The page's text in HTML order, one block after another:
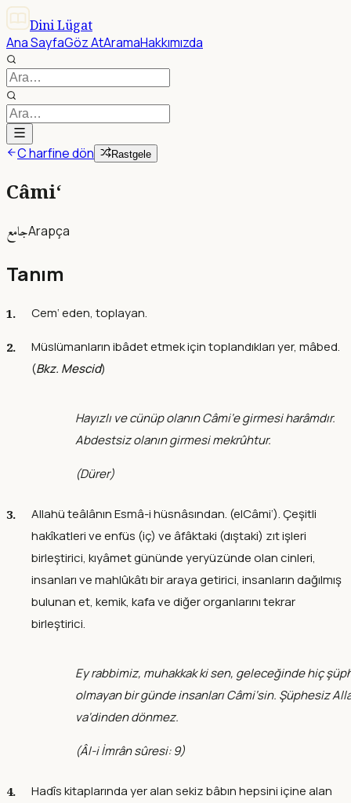
Dini Lügat
Ana SayfaGöz AtAramaHakkımızda
C harfine dön Rastgele
Câmi‘
جامعArapça
Tanım
Cem‘ eden, toplayan.
Müslümanların ibâdet etmek için toplandıkları yer, mâbed.
(Bkz. Mescid)
Hayızlı ve cünüp olanın Câmi‘e girmesi harâmdır.
Abdestsiz olanın girmesi mekrûhtur.
(Dürer)
Allahü teâlânın Esmâ-i hüsnâsından. (elCâmi‘). Çeşitli
hakîkatleri ve enfüs (iç) ve âfâktaki (dıştaki) zıt işleri
birleştirici, kıyâmet gününde yeryüzünde olan cinleri,
insanları ve mahlûkâtı bir araya getirici, insanların dağılmış
bulunan et, kemik, kafa ve diğer organlarını tekrar
birleştirici.
Ey rabbimiz, muhakkak ki sen, geleceğinde hiç
olmayan bir günde insanları Câmi‘sin. Şüphesiz
va‘dinden dönmez.
(Âl-i İmrân sûresi: 9)
Hadîs kitaplarında yer alan sekiz bâbın hepsini içine alan